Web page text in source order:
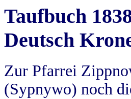
Taufbuch
Deutsch
Zur Pfarrei
(Sypnywo) noch